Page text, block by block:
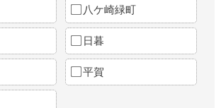
八ケ崎緑町
日暮
平賀